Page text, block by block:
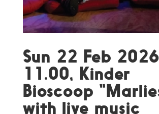
Sun 22 Feb
11.00, Kinder
Bioscoop
with live music